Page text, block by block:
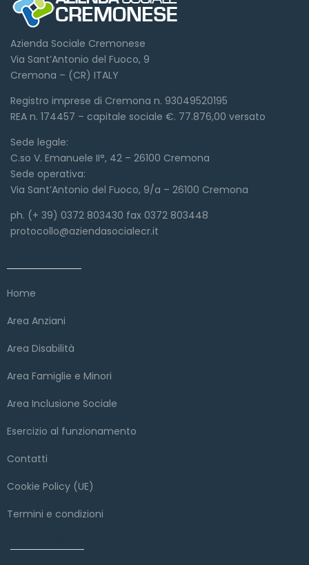
Azienda Sociale Cremonese
Via Sant’Antonio del Fuoco, 9
Cremona – (CR) ITALY
Registro imprese di Cremona n. 93049520195
REA n. 174457 – capitale sociale €. 77.876,00 versato
Sede legale:
C.so V. Emanuele II°, 42 – 26100 Cremona
Sede operativa:
Via Sant’Antonio del Fuoco, 9/a – 26100 Cremona
ph. (+ 39) 0372 803430 fax 0372 803448
protocollo@aziendasocialecr.it
Home
Area Anziani
Area Disabilità
Area Famiglie e Minori
Area Inclusione Sociale
Esercizio al funzionamento
Contatti
Cookie Policy (UE)
Termini e condizioni